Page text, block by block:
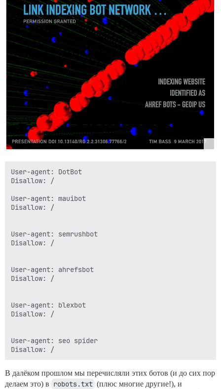
User-agent: DotBot
Disallow: /
User-agent: mauibot
Disallow: /
User-agent: semrushbot
Disallow: /
User-agent: ahrefsbot
Disallow: /
User-agent: blexbot
Disallow: /
User-agent: seo spider
В далёком прошлом мы перечисляли этих ботов (и до сих пор
делаем это) в robots.txt (плюс многие другие!), и